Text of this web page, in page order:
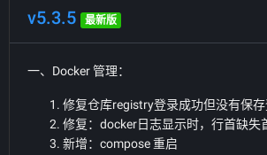
v5.3.5 最新版
一、Docker 管理：
修复仓库registry登录成功但没有保
修复：docker日志显示时，行首缺失
新增：compose 重启